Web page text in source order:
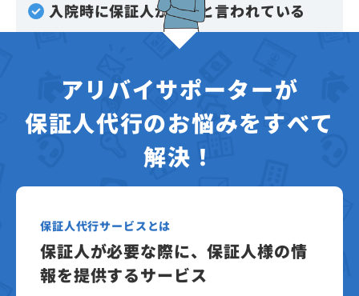
入院時に保証人が必要と言われている
アリバイサポーターが
保証人代行のお悩みをすべて
解決！
保証人代行サービスとは
保証人が必要な際に、保証人様の情
報を提供するサービス